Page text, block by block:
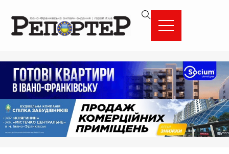
вмісту